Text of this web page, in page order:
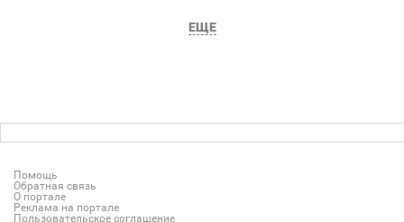
ЕЩЕ
Помощь
Обратная связь
О портале
Реклама на портале
Пользовательское соглашение